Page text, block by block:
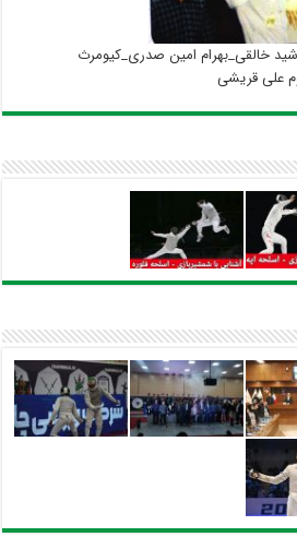
خالقی_بهرام امین صدری_کیومرث
علی قریشی